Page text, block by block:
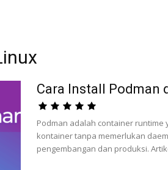
Cara Install Podman
Podman adalah container runtime
kontainer tanpa memerlukan
pengembangan dan produksi.